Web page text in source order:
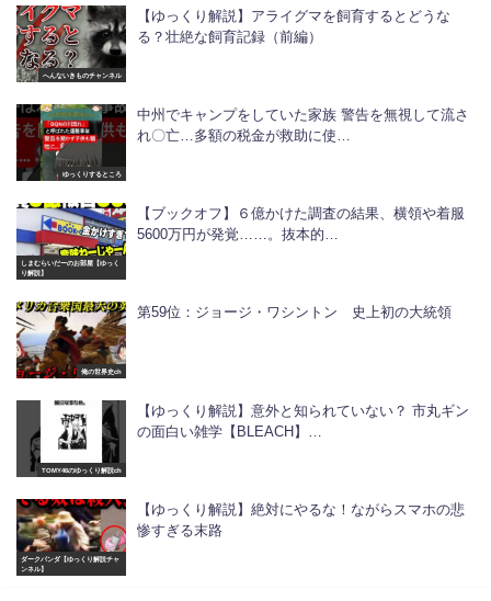
へんないきものチャンネル
【ゆっくり解説】アライグマを飼育するとどうな
る？壮絶な飼育記録（前編）
ゆっくりするところ
中州でキャンプをしていた家族 警告を無視して流さ
れ〇亡…多額の税金が救助に使…
しまむらいだーのお部屋【ゆっく
り解説】
【ブックオフ】６億かけた調査の結果、横領や着服
5600万円が発覚……。抜本的…
俺の世界史ch
第59位：ジョージ・ワシントン 史上初の大統領
TOMY46のゆっくり解説ch
【ゆっくり解説】意外と知られていない？ 市丸ギン
の面白い雑学【BLEACH】…
ダークパンダ【ゆっくり解説チャ
ンネル】
【ゆっくり解説】絶対にやるな！ながらスマホの悲
惨すぎる末路